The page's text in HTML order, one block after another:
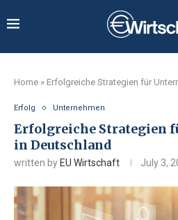
Home » Erfolgreiche Strategien für
Erfolg Unternehmen
Erfolgreiche Strategien
in Deutschland
written by EU Wirtschaft July 3,